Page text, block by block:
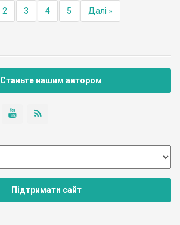
2 3 4 5 Далі »
Станьте нашим автором
Підтримати сайт